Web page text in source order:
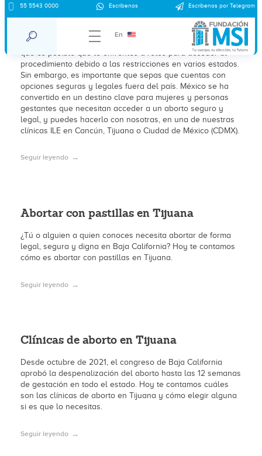
55 5543 0000 Escríbenos Escríbenos por Telegram
En
Aborto en Estados Unidos
¿Necesitas un aborto y vives en Estados Unidos? Sabemos
que es posible que te enfrentes a retos para acceder al
procedimiento debido a las restricciones en varios estados.
Sin embargo, es importante que sepas que cuentas con
opciones seguras y legales fuera del país. México se ha
convertido en un destino clave para mujeres y personas
gestantes que necesitan acceder a un aborto seguro y
legal, y puedes hacerlo con nosotras, en una de nuestras
clínicas ILE en Cancún, Tijuana o Ciudad de México (CDMX).
Seguir leyendo
Abortar con pastillas en Tijuana
¿Tú o alguien a quien conoces necesita abortar de forma
legal, segura y digna en Baja California? Hoy te contamos
cómo es abortar con pastillas en Tijuana.
Seguir leyendo
Clínicas de aborto en Tijuana
Desde octubre de 2021, el congreso de Baja California
aprobó la despenalización del aborto hasta las 12 semanas
de gestación en todo el estado. Hoy te contamos cuáles
son las clínicas de aborto en Tijuana y cómo elegir alguna
si es que lo necesitas.
Seguir leyendo